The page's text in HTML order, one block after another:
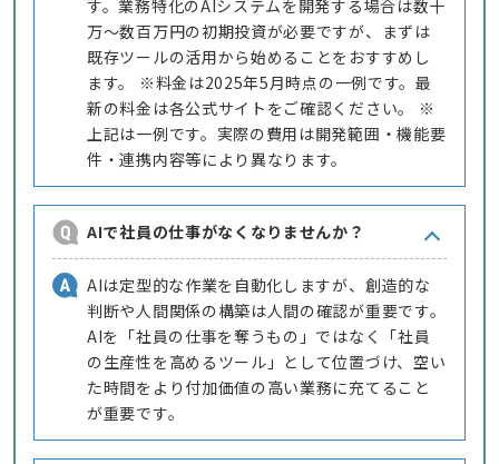
す。業務特化のAIシステムを開発する場合は数十
万〜数百万円の初期投資が必要ですが、まずは
既存ツールの活用から始めることをおすすめし
ます。 ※料金は2025年5月時点の一例です。最
新の料金は各公式サイトをご確認ください。 ※
上記は一例です。実際の費用は開発範囲・機能要
件・連携内容等により異なります。
AIで社員の仕事がなくなりませんか？
AIは定型的な作業を自動化しますが、創造的な
判断や人間関係の構築は人間の確認が重要です。
AIを「社員の仕事を奪うもの」ではなく「社員
の生産性を高めるツール」として位置づけ、空い
た時間をより付加価値の高い業務に充てること
が重要です。